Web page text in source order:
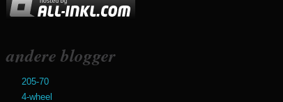
andere blogger
205-70
4-wheel